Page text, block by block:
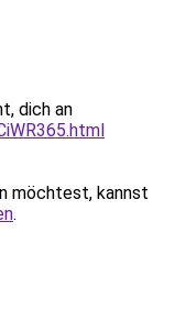
dich an
möchtest, kannst
.